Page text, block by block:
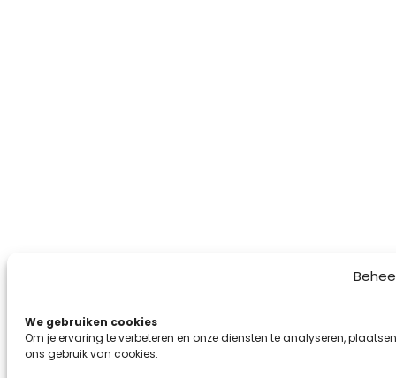
We gebruiken cookies
Om je ervaring te verbeteren en onze diensten te analyseren,
ons gebruik van cookies.